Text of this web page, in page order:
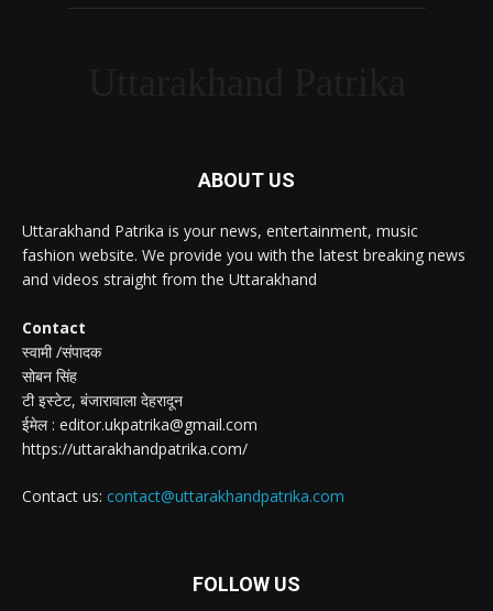
ABOUT US
Uttarakhand Patrika is your news, entertainment, music
fashion website. We provide you with the latest breaking news
and videos straight from the Uttarakhand
Contact
स्वामी /संपादक
सोबन सिंह
टी इस्टेट, बंजारावाला देहरादून
ईमेल : editor.ukpatrika@gmail.com
https://uttarakhandpatrika.com/
Contact us: contact@uttarakhandpatrika.com
FOLLOW US